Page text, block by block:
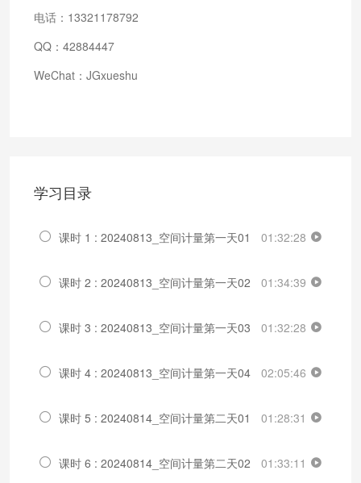
电话：13321178792
QQ：42884447
WeChat：JGxueshu
学习目录
课时 1 : 20240813_空间计量第一天01 01:32:28
课时 2 : 20240813_空间计量第一天02 01:34:39
课时 3 : 20240813_空间计量第一天03 01:32:28
课时 4 : 20240813_空间计量第一天04 02:05:46
课时 5 : 20240814_空间计量第二天01 01:28:31
课时 6 : 20240814_空间计量第二天02 01:33:11